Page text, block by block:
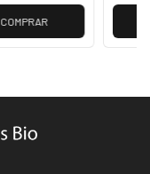
COMPRAR